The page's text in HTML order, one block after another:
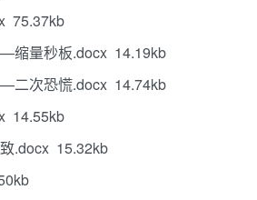
75.37kb
缩量秒板.docx 14.19kb
二次恐慌.docx 14.74kb
14.55kb
.docx 15.32kb